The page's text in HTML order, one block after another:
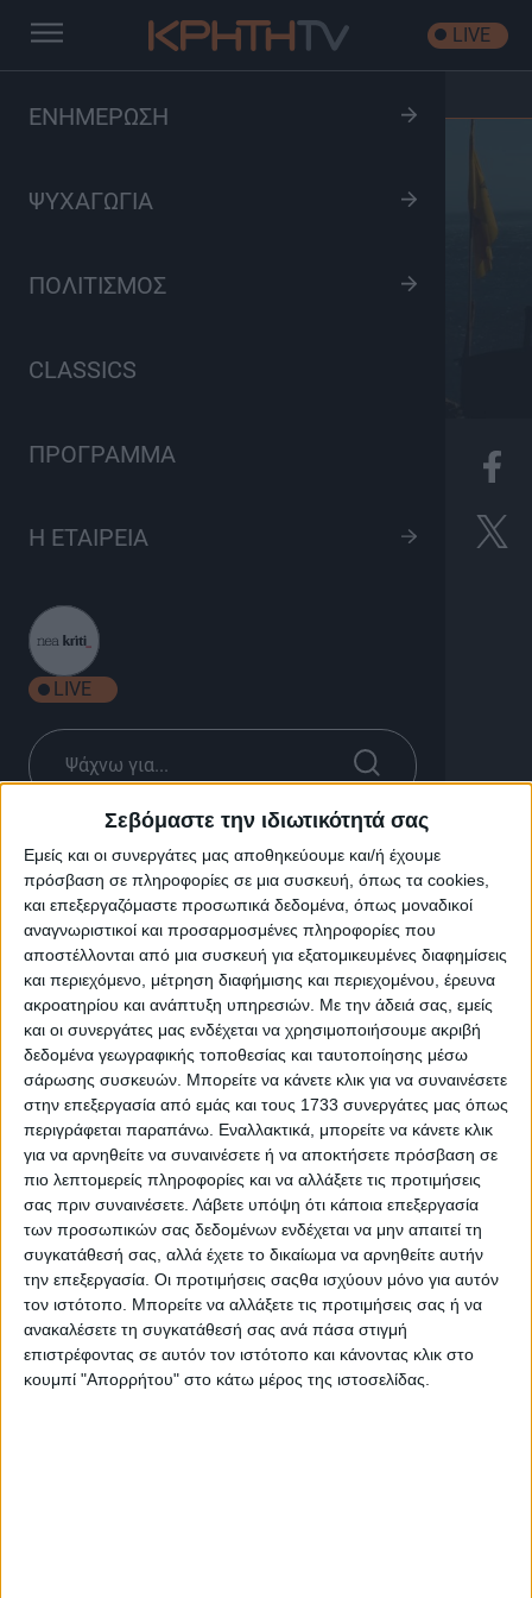
Σεβόμαστε την ιδιωτικότητά σας
Εμείς και οι συνεργάτες μας αποθηκεύουμε και/ή έχουμε
πρόσβαση σε πληροφορίες σε μια συσκευή, όπως τα cookies,
και επεξεργαζόμαστε προσωπικά δεδομένα, όπως μοναδικοί
αναγνωριστικοί και προσαρμοσμένες πληροφορίες που
αποστέλλονται από μια συσκευή για εξατομικευμένες διαφημίσεις
και περιεχόμενο, μέτρηση διαφήμισης και περιεχομένου, έρευνα
ακροατηρίου και ανάπτυξη υπηρεσιών. Με την άδειά σας, εμείς
και οι συνεργάτες μας ενδέχεται να χρησιμοποιήσουμε ακριβή
δεδομένα γεωγραφικής τοποθεσίας και ταυτοποίησης μέσω
σάρωσης συσκευών. Μπορείτε να κάνετε κλικ για να συναινέσετε
στην επεξεργασία από εμάς και τους 1733 συνεργάτες μας όπως
περιγράφεται παραπάνω. Εναλλακτικά, μπορείτε να κάνετε κλικ
για να αρνηθείτε να συναινέσετε ή να αποκτήσετε πρόσβαση σε
πιο λεπτομερείς πληροφορίες και να αλλάξετε τις προτιμήσεις
σας πριν συναινέσετε. Λάβετε υπόψη ότι κάποια επεξεργασία
των προσωπικών σας δεδομένων ενδέχεται να μην απαιτεί τη
συγκατάθεσή σας, αλλά έχετε το δικαίωμα να αρνηθείτε αυτήν
την επεξεργασία. Οι προτιμήσεις σαςθα ισχύουν μόνο για αυτόν
τον ιστότοπο. Μπορείτε να αλλάξετε τις προτιμήσεις σας ή να
ανακαλέσετε τη συγκατάθεσή σας ανά πάσα στιγμή
επιστρέφοντας σε αυτόν τον ιστότοπο και κάνοντας κλικ στο
κουμπί "Απορρήτου" στο κάτω μέρος της ιστοσελίδας.
ΕΝΗΜΕΡΩΣΗ
ΨΥΧΑΓΩΓΙΑ
ΠΟΛΙΤΙΣΜΟΣ
CLASSICS
ΠΡΟΓΡΑΜΜΑ
Η ΕΤΑΙΡΕΙΑ
LIVE
LIVE
K Πολιτισμός
Σε Μοναστήρι Αλαργινό.
1h 10'
Σε Μοναστήρι Αλαργινό. Ιερά Μονή
Κουδουμά
Ανάμεσα στα δύο γλαυκά τ’ ουρανού και της θάλασσας
βρίσκεται η Ιερά Μονή Κουδουμά.
Η Βούλα Νεονάκη συναντά τον Ηγούμενο της Ιεράς
Μονής Κουδουμά, Πανοσιολογιότατο Αρχιμανδρίτη
Μακάριο και συνομιλεί μαζί του για τα Αστερούσια που
είναι μια από τις σπουδαιότερες κοιτίδες του
χριστιανισμού και του μοναχισμού στην Κρήτη. Συναντά
τους μοναχούς της Μονής και γνωρίζει τις
δραστηριότητες που έχουν, ανάμεσα στα καθημερινά
διακονήματα, όπως η αγιογραφία, τα ψηφιδωτά, η
κατασκευή λιβανιού, η συλλογή αλατιού από τις
φυσικές αλυκές στην παραλία του Μοναστηριού.